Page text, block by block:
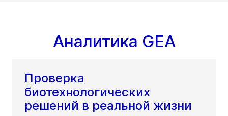
Аналитика GEA
Проверка
биотехнологических
решений в реальной жизни